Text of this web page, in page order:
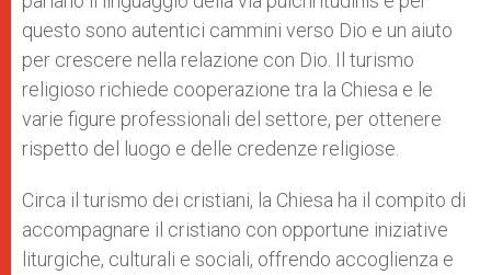
questo sono autentici cammini verso Dio e un aiuto
per crescere nella relazione con Dio. Il turismo
religioso richiede cooperazione tra la Chiesa e le
varie figure professionali del settore, per ottenere
rispetto del luogo e delle credenze religiose.
Circa il turismo dei cristiani, la Chiesa ha il compito di
accompagnare il cristiano con opportune iniziative
liturgiche, culturali e sociali, offrendo accoglienza e